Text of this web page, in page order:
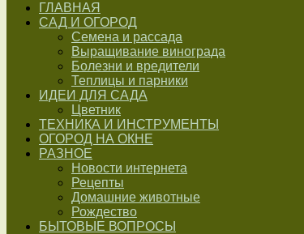
ГЛАВНАЯ
САД И ОГОРОД
Семена и рассада
Выращивание винограда
Болезни и вредители
Теплицы и парники
ИДЕИ ДЛЯ САДА
Цветник
ТЕХНИКА И ИНСТРУМЕНТЫ
ОГОРОД НА ОКНЕ
РАЗНОЕ
Новости интернета
Рецепты
Домашние животные
Рождество
БЫТОВЫЕ ВОПРОСЫ